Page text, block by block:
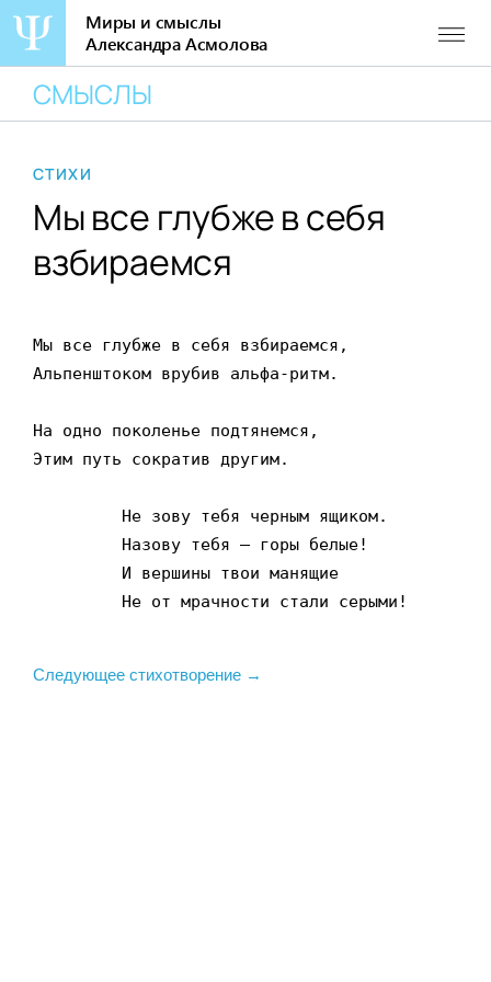
содержанию
Миры и смыслы
Александра Асмолова
СМЫСЛЫ
СТИХИ
Мы все глубже в себя
взбираемся
Мы все глубже в себя взбираемся,
Альпенштоком врубив альфа-ритм.
На одно поколенье подтянемся,
Этим путь сократив другим.
         Не от мрачности стали серыми!
Следующее стихотворение →